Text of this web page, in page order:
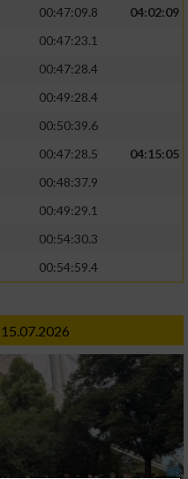
00:47:09.8
04:02:09
00:47:23.1
00:47:28.4
00:49:28.4
00:50:39.6
00:47:28.5
04:15:05
00:48:37.9
00:49:29.1
00:54:30.3
00:54:59.4